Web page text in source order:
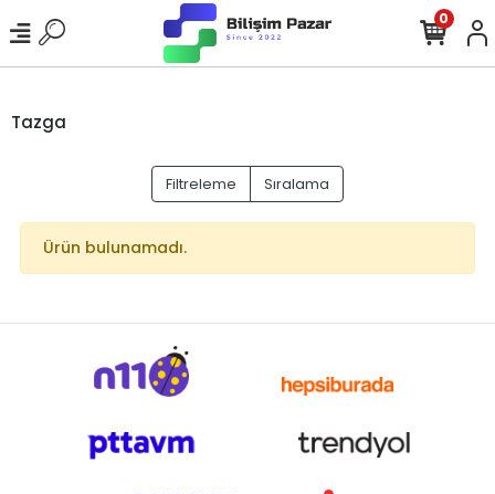
0
Tazga
Filtreleme Sıralama
Ürün bulunamadı.